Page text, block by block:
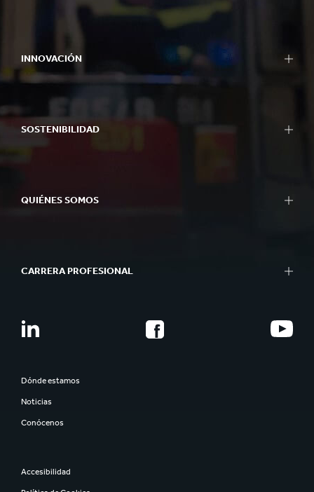
INNOVACIÓN
SOSTENIBILIDAD
QUIÉNES SOMOS
CARRERA PROFESIONAL
Dónde estamos
Noticias
Conócenos
Accesibilidad